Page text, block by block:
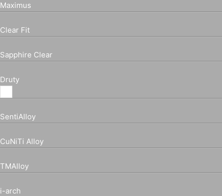
Maximus
Clear Fit
Sapphire Clear
Druty
SentiAlloy
CuNiTi Alloy
TMAlloy
i-arch